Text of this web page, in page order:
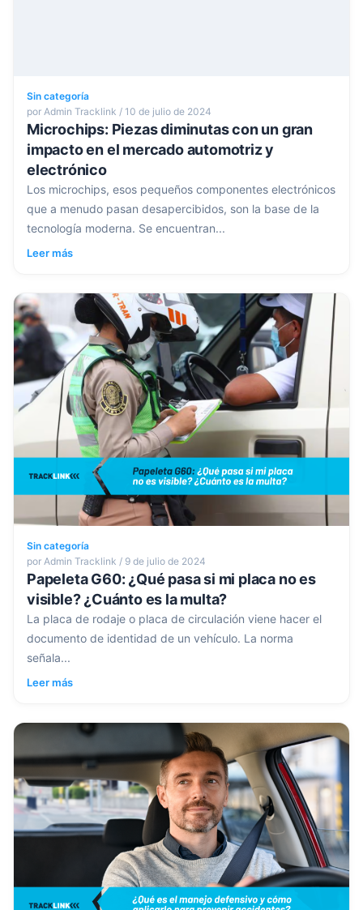
Sin categoría
por Admin Tracklink / 10 de julio de 2024
Microchips: Piezas diminutas con un gran
impacto en el mercado automotriz y
electrónico
Los microchips, esos pequeños componentes electrónicos
que a menudo pasan desapercibidos, son la base de la
tecnología moderna. Se encuentran...
Leer más
Sin categoría
por Admin Tracklink / 9 de julio de 2024
Papeleta G60: ¿Qué pasa si mi placa no es
visible? ¿Cuánto es la multa?
La placa de rodaje o placa de circulación viene hacer el
documento de identidad de un vehículo. La norma
señala...
Leer más